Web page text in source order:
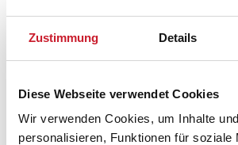
Zustimmung Details
Diese Webseite verwendet Cookies
Wir verwenden Cookies, um Inhalte
personalisieren, Funktionen für soziale
Adresse
Grenaa Strand